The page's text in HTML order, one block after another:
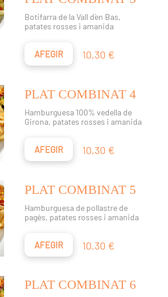
Botifarra de la Vall d´en Bas,
patates rosses i amanida
AFEGIR Preu
10,30 €
PLAT COMBINAT 4
Hamburguesa 100% vedella de
Girona, patates rosses i amanida
AFEGIR Preu
10,30 €
PLAT COMBINAT 5
Hamburguesa de pollastre de
pagès, patates rosses i amanida
AFEGIR Preu
10,30 €
PLAT COMBINAT 6